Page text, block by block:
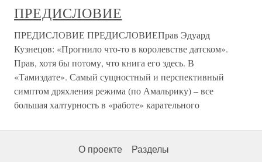
ПРЕДИСЛОВИЕ
ПРЕДИСЛОВИЕ ПРЕДИСЛОВИЕПрав Эдуард
Кузнецов: «Прогнило что-то в королевстве датском».
Прав, хотя бы потому, что книга его здесь. В
«Тамиздате». Самый сущностный и перспективный
симптом дряхления режима (по Амальрику) – все
большая халтурность в «работе» карательного
О проекте Разделы